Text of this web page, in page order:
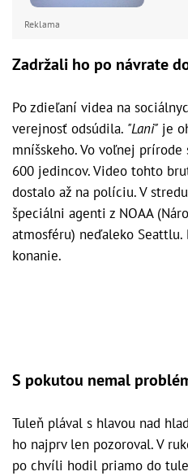
Reklama
Zadržali ho po návrate
Po zdieľaní videa na
verejnosť odsúdila. "Lani" je
mníšskeho. Vo voľnej
600 jedincov. Video tohto
dostalo až na políciu. V
špeciálni agenti z NOAA
atmosféru) neďaleko
konanie.
S pokutou nemal
Tuleň plával s hlavou nad
ho najprv len pozoroval. V
po chvíli hodil priamo do